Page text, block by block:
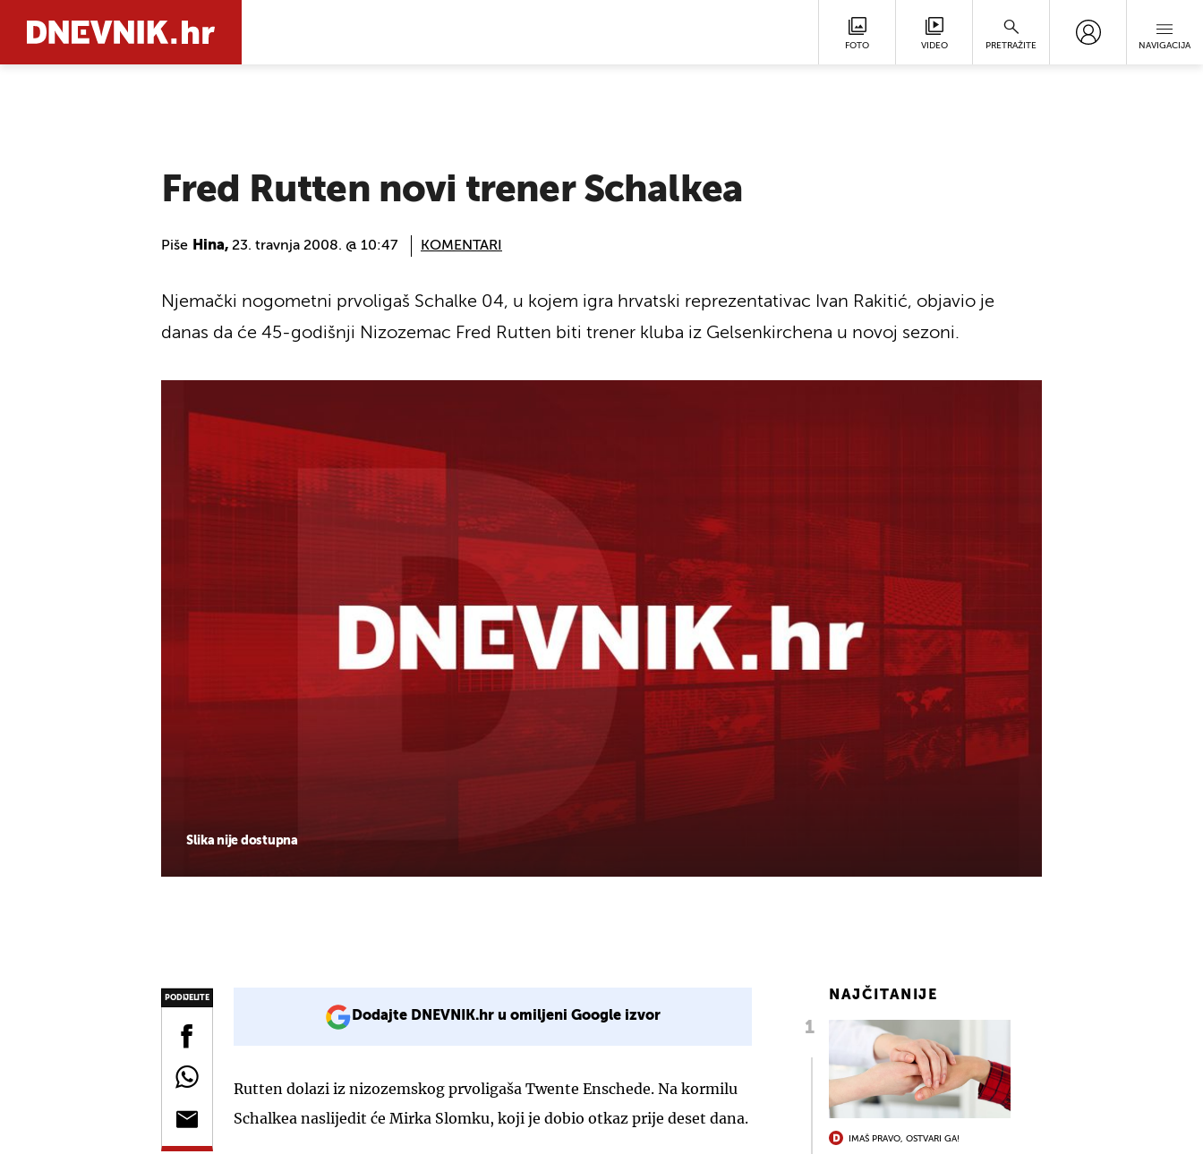
FOTO VIDEO PRETRAŽITE NAVIGACIJA
Fred Rutten novi trener Schalkea
Piše Hina, 23. travnja 2008. @ 10:47 KOMENTARI
Slika nije dostupna
Njemački nogometni prvoligaš Schalke 04, u kojem igra hrvatski reprezentativac Ivan Rakitić, objavio je
danas da će 45-godišnji Nizozemac Fred Rutten biti trener kluba iz Gelsenkirchena u novoj sezoni.
PODIJELITE
Dodajte DNEVNIK.hr u omiljeni Google izvor
Rutten dolazi iz nizozemskog prvoligaša Twente Enschede. Na kormilu
Schalkea naslijedit će Mirka Slomku, koji je dobio otkaz prije deset dana.
NAJČITANIJE
IMAŠ PRAVO, OSTVARI GA!